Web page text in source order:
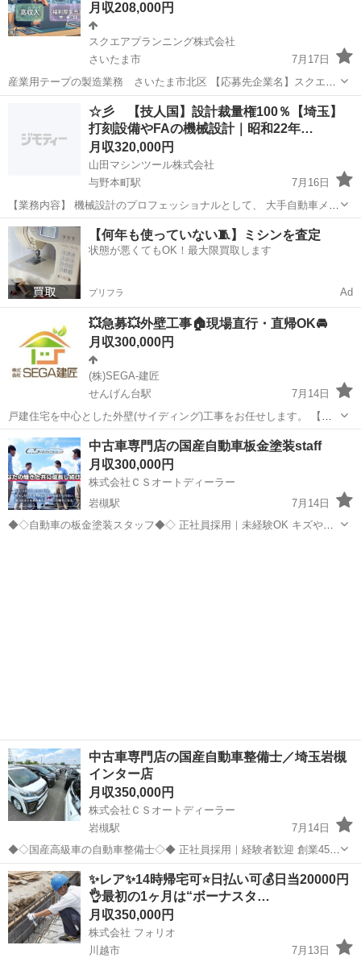
月収208,000円
スクエアプランニング株式会社
さいたま市
7月17日
産業用テープの製造業務 さいたま市北区 【応募先企業名】スクエア
プランニング株式会社 【雇用形態】正社員【人材紹介】 【職種】自動
車業界以外(製造・部品組立・加工) 【応募資格】 ・年齢要件: ～ 60歳
・日本語ネイティ...
さいたま市 その他 業務
☆彡 【技人国】設計裁量権100％【埼玉】
打刻設備やFAの機械設計｜昭和22年…
月収320,000円
山田マシンツール株式会社
与野本町駅
7月16日
【業務内容】 機械設計のプロフェッショナルとして、 大手自動車メー
カー（トヨタ、日産、ホンダ等）向けの専用機や自動機、 マーキング
装置の設計・開発を一気通貫でお任せします。 ■ 担当フェーズ： ・仕
様検討・要件...
埼玉 さいたま市 与野本町駅 その他
【何年も使っていない🧵】ミシンを査定
状態が悪くてもOK！最大限買取します
プリフラ Ad
💥急募💥外壁工事🏠現場直行・直帰OK🚘
月収300,000円
(株)SEGA-建匠
せんげん台駅
7月14日
戸建住宅を中心とした外壁(サイディング)工事をお任せします。 【主
な仕事内容】 ◆窯業系・金属系サイディング工事 ◆タイル下地の外壁
工事 ◆屋根工事 ◆雨樋工事 ◆新築・リフォーム・改修工事 ＊未経験
の方も大歓...
埼玉 さいたま市 せんげん台駅 その他 サイディング
中古車専門店の国産自動車板金塗装staff
月収300,000円
株式会社ＣＳオートディーラー
岩槻駅
7月14日
◆◇自動車の板金塗装スタッフ◆◇ 正社員採用｜未経験OK キズやヘ
中古車専門店の国産自動車整備士／埼玉岩槻
インター店
月収350,000円
株式会社ＣＳオートディーラー
岩槻駅
7月14日
◆◇国産高級車の自動車整備士◇◆ 正社員採用｜経験者歓迎 創業45
年、年間5,000台以上の実績を誇り、 社会貢献活動から「紺綬褒章」
を受章した確かな基盤を持つ当社。 ノルマに追われることなく、 最先
端の充...
埼玉 さいたま市 岩槻駅 その他 整備士
✨レア✨14時帰宅可⭐️日払い可💰日当20000円
👌最初の1ヶ月は“ボーナスタ…
月収350,000円
株式会社 フォリオ
川越市
7月13日